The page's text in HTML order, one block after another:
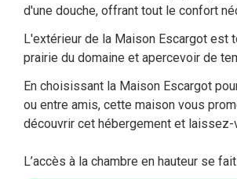
d'une douche, offrant tout le confort
L'extérieur de la Maison Escargot est
prairie du domaine et apercevoir de
En choisissant la Maison Escargot
ou entre amis, cette maison vous
découvrir cet hébergement et laissez-
L’accès à la chambre en hauteur se